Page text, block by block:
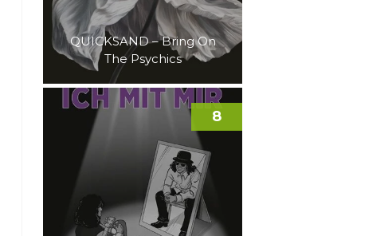
QUICKSAND – Bring On
The Psychics
8